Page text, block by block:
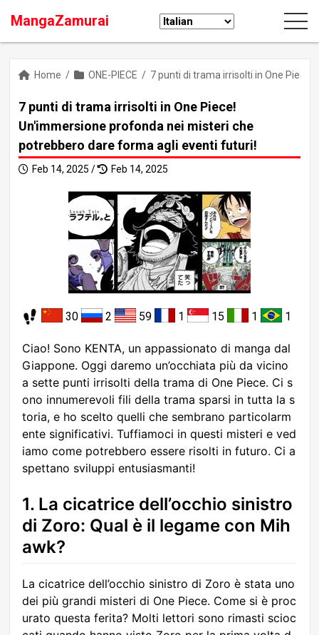
MangaZamurai
Home / ONE-PIECE / 7 punti di trama irrisolti in One
7 punti di trama irrisolti in One Piece!
Un'immersione profonda nei misteri che
potrebbero dare forma agli eventi futuri!
Feb 14, 2025 / Feb 14, 2025
30 2 59 1 15 1 1
Ciao! Sono KENTA, un appassionato di manga dal
Giappone. Oggi daremo un’occhiata più da vicino
a sette punti irrisolti della trama di One Piece. Ci s
ono innumerevoli fili della trama sparsi in tutta la s
toria, e ho scelto quelli che sembrano particolarm
ente significativi. Tuffiamoci in questi misteri e ved
iamo come potrebbero essere risolti in futuro. Ci a
spettano sviluppi entusiasmanti!
1. La cicatrice dell’occhio sinistro
di Zoro: Qual è il legame con Mih
awk?
La cicatrice dell’occhio sinistro di Zoro è stata uno
dei più grandi misteri di One Piece. Come si è proc
urato questa ferita? Molti lettori sono rimasti scioc